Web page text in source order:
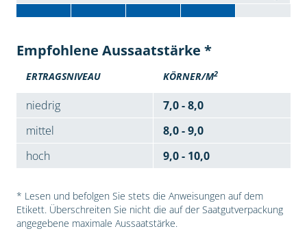
Empfohlene Aussaatstärke *
ERTRAGSNIVEAU KÖRNER/M2
niedrig
7,0 - 8,0
mittel
8,0 - 9,0
hoch
9,0 - 10,0
* Lesen und befolgen Sie stets die Anweisungen auf dem
Etikett. Überschreiten Sie nicht die auf der Saatgutverpackung
angegebene maximale Aussaatstärke.